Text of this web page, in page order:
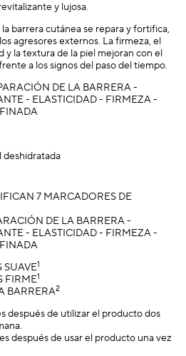
y lujosa.
barrera cutánea se repara y fortifica,
agresores externos. La firmeza, el
y la textura de la piel mejoran con el
a los signos del paso del tiempo.
DE LA BARRERA -
- ELASTICIDAD - FIRMEZA -
deshidratada
7 MARCADORES DE
DE LA BARRERA -
- ELASTICIDAD - FIRMEZA -
SUAVE1
FIRME1
BARRERA2
después de utilizar el producto dos
después de usar el producto una vez